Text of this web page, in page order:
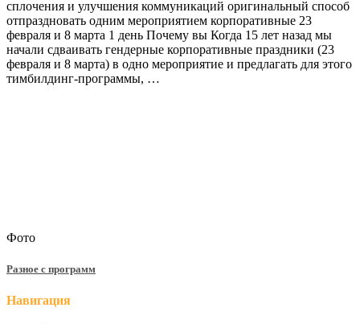
сплочения и улучшения коммуникаций оригинальный способ
отпраздновать одним мероприятием корпоративные 23
февраля и 8 марта 1 день Почему вы Когда 15 лет назад мы
начали сдваивать гендерные корпоративные праздники (23
февраля и 8 марта) в одно мероприятие и предлагать для этого
тимбилдинг-программы, …
Фото
Разное с программ
Навигация